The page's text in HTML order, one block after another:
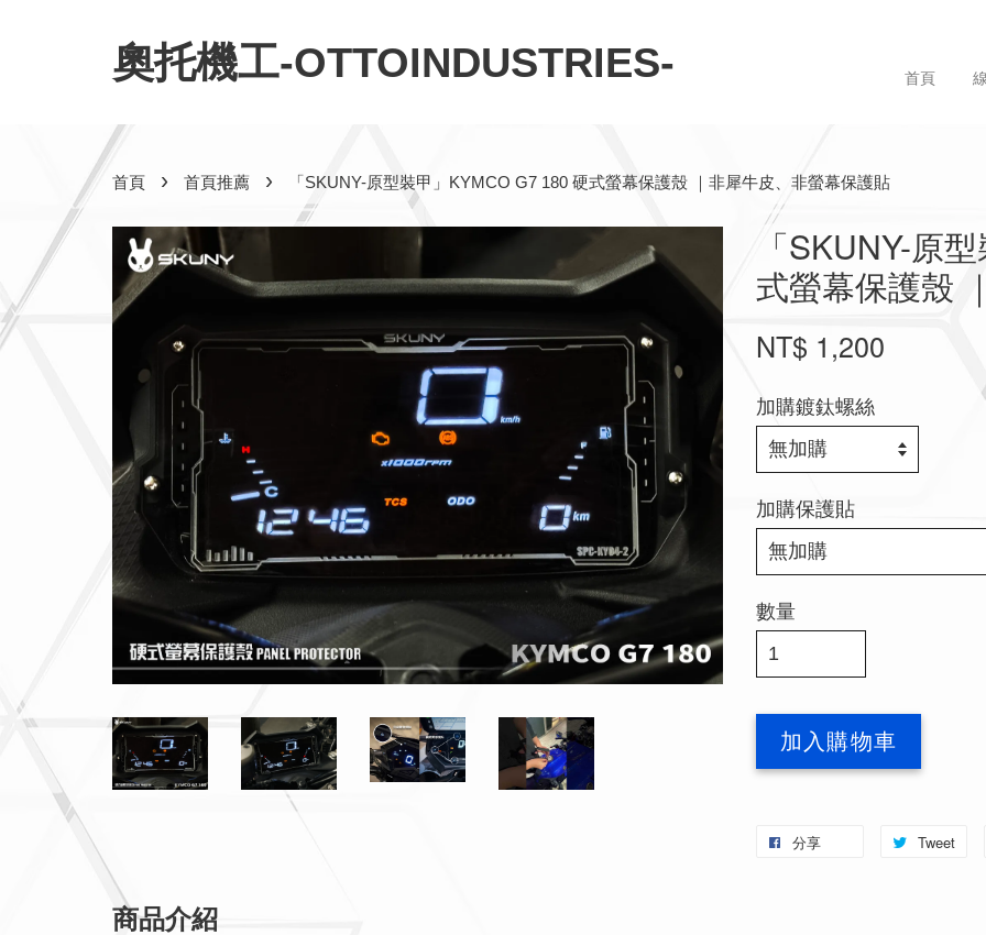
奧托機工-OTTOINDUSTRIES- 首頁
首頁 › 首頁推薦 › 「SKUNY-原型裝甲」KYMCO G7 180 硬式螢幕保護殼 ｜非犀牛皮、非螢幕保護貼
「SKUNY-原
式螢幕保護殼
NT$ 1,200
加購鍍鈦螺絲
加購保護貼
數量
加入購物車
分享 Tweet
商品介紹